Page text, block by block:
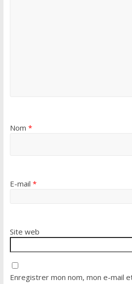
Nom *
E-mail *
Site web
Enregistrer mon nom, mon e-mail